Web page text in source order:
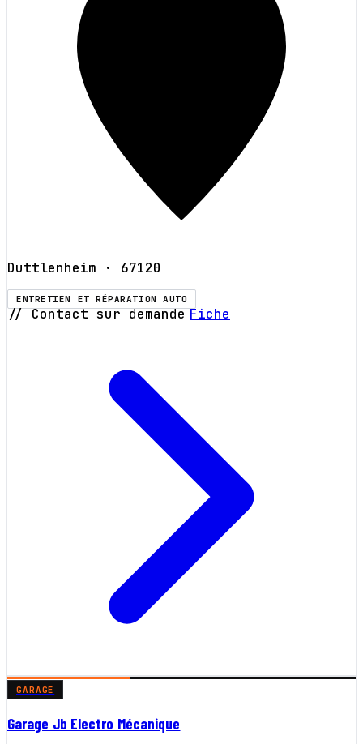
Duttlenheim · 67120
ENTRETIEN ET RÉPARATION AUTO
// Contact sur demande Fiche
GARAGE
Garage Jb Electro Mécanique